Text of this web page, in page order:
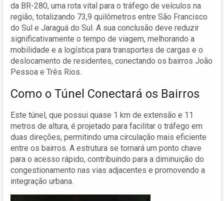
da BR-280, uma rota vital para o tráfego de veículos na
região, totalizando 73,9 quilômetros entre São Francisco
do Sul e Jaraguá do Sul. A sua conclusão deve reduzir
significativamente o tempo de viagem, melhorando a
mobilidade e a logística para transportes de cargas e o
deslocamento de residentes, conectando os bairros João
Pessoa e Três Rios.
Como o Túnel Conectará os Bairros
Este túnel, que possui quase 1 km de extensão e 11
metros de altura, é projetado para facilitar o tráfego em
duas direções, permitindo uma circulação mais eficiente
entre os bairros. A estrutura se tornará um ponto chave
para o acesso rápido, contribuindo para a diminuição do
congestionamento nas vias adjacentes e promovendo a
integração urbana.